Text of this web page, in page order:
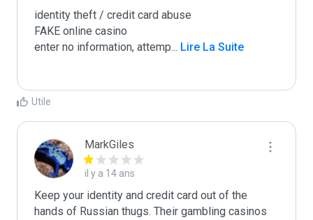
identity theft / credit card abuse
FAKE online casino
enter no information, attemp... Lire La Suite
Utile
MarkGiles
il y a 14 ans
Keep your identity and credit card out of the
hands of Russian thugs. Their gambling casinos